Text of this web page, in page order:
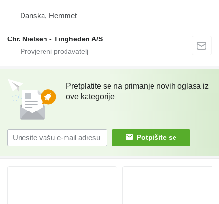
Danska, Hemmet
Chr. Nielsen - Tingheden A/S
Pretplatite se na primanje novih oglasa iz
ove kategorije
Potpišite se